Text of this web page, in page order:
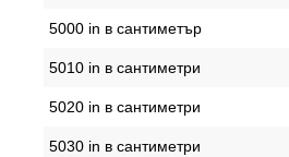
5000 in в сантиметър
5010 in в сантиметри
5020 in в сантиметри
5030 in в сантиметри